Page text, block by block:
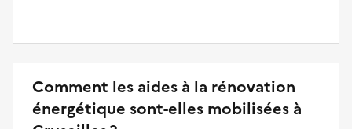
Comment les aides à la rénovation
énergétique sont-elles mobilisées à